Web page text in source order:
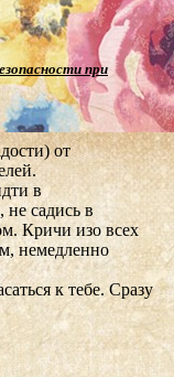
при
от
в
садись в
Кричи изо всех
немедленно
к тебе. Сразу